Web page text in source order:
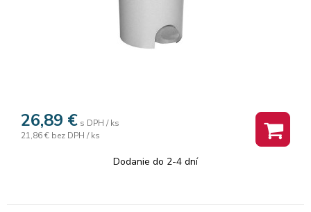
26,89 € s DPH / ks
21,86 € bez DPH / ks
Dodanie do 2-4 dní